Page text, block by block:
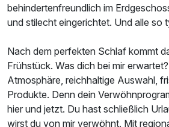
Für 4 Tage
Doppelzimmer Standard
2 Erwachsene und 1 Kind
behindertenfreundlich im
und stilecht eingerichtet. Und alle so
Nach dem perfekten Schlaf kommt
Frühstück. Was dich bei mir
Atmosphäre, reichhaltige Auswahl,
Produkte. Denn dein
hier und jetzt. Du hast schließlich
wirst du von mir verwöhnt. Mit